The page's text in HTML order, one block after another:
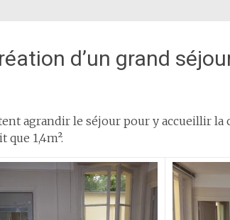
d’un grand
agrandir le séjour pour y accueillir la
que 1,4m².